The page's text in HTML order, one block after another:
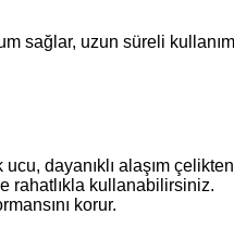
sağlar, uzun süreli
ucu, dayanıklı alaşım
rahatlıkla kullanabilirsiniz.
korur.